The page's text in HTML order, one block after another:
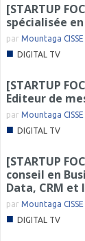
[STARTUP
spécialisée
par Mountaga CISSE
■ DIGITAL TV
[STARTUP
Editeur de
par Mountaga CISSE
■ DIGITAL TV
[STARTUP
conseil en
Data, CRM et
par Mountaga CISSE
■ DIGITAL TV